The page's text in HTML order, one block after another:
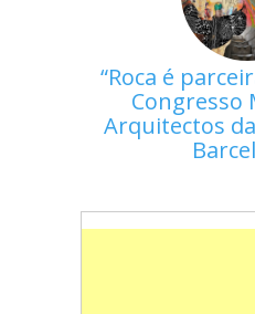
Roca é
Congresso
Arquitectos